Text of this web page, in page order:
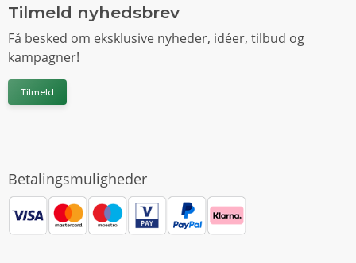
Tilmeld nyhedsbrev
Få besked om eksklusive nyheder, idéer, tilbud og
kampagner!
Tilmeld
Betalingsmuligheder